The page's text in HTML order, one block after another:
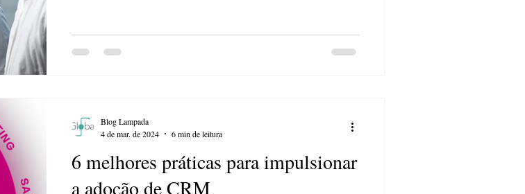
é a melhor solução. Muita atenção
!!!
6 melhores práticas para impulsionar
a adoção de CRM
Blog Lampada
4 de mar. de 2024
6 min de leitura